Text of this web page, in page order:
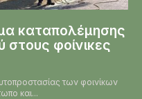
καταπολέμησης
στους φοίνικες
των φοινίκων
και...